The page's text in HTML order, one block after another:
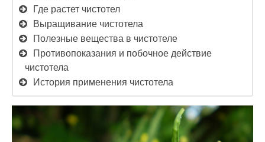
Где растет чистотел
Выращивание чистотела
Полезные вещества в чистотеле
Противопоказания и побочное действие
чистотела
История применения чистотела